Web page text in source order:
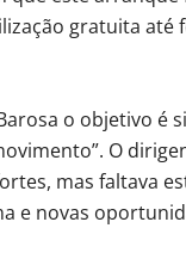
gratuita até
o objetivo é
O
mas faltava
e novas